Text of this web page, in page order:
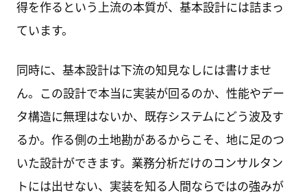
得を作るという上流の本質が、基本設計には詰まっ
ています。
同時に、基本設計は下流の知見なしには書けませ
ん。この設計で本当に実装が回るのか、性能やデー
タ構造に無理はないか、既存システムにどう波及す
るか。作る側の土地勘があるからこそ、地に足のつ
いた設計ができます。業務分析だけのコンサルタン
トには出せない、実装を知る人間ならではの強みが